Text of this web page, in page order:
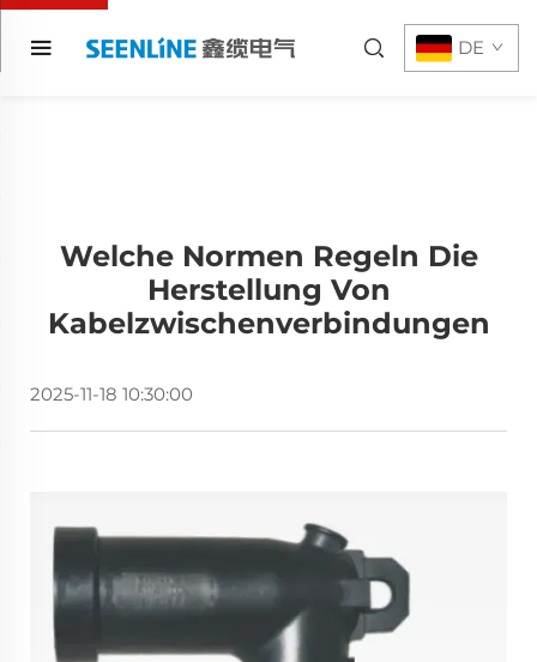
DE
Welche Normen Regeln Die
Herstellung Von
Kabelzwischenverbindungen
2025-11-18 10:30:00